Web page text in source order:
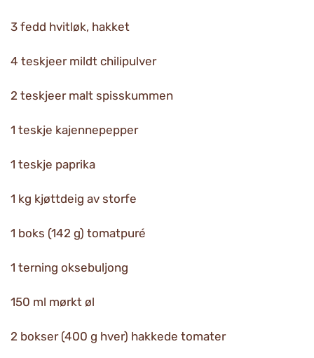
3 fedd hvitløk, hakket
4 teskjeer mildt chilipulver
2 teskjeer malt spisskummen
1 teskje kajennepepper
1 teskje paprika
1 kg kjøttdeig av storfe
1 boks (142 g) tomatpuré
1 terning oksebuljong
150 ml mørkt øl
2 bokser (400 g hver) hakkede tomater